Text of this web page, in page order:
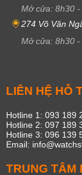
Mở cửa: 8h30 -
274 Võ Văn
Mở cửa: 8h30 -
LIÊN HỆ HỖ
Hotline 1: 093 189
Hotline 2: 097 189
Hotline 3: 096 139
Email:
TRUNG TÂM